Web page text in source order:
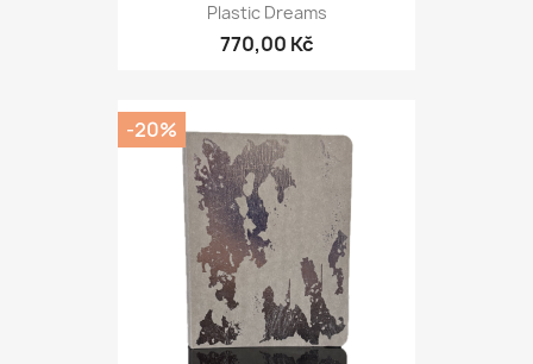
Plastic Dreams
770,00 Kč
-20%